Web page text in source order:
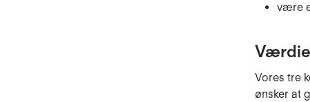
være
Vores tre
ønsker at